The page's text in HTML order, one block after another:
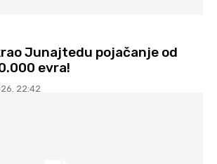
Junajtedu pojačanje od
evra!
22:42